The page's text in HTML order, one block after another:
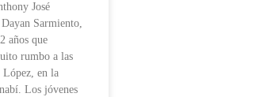
José
Sarmiento,
años que
rumbo a las
López, en la
Los jóvenes